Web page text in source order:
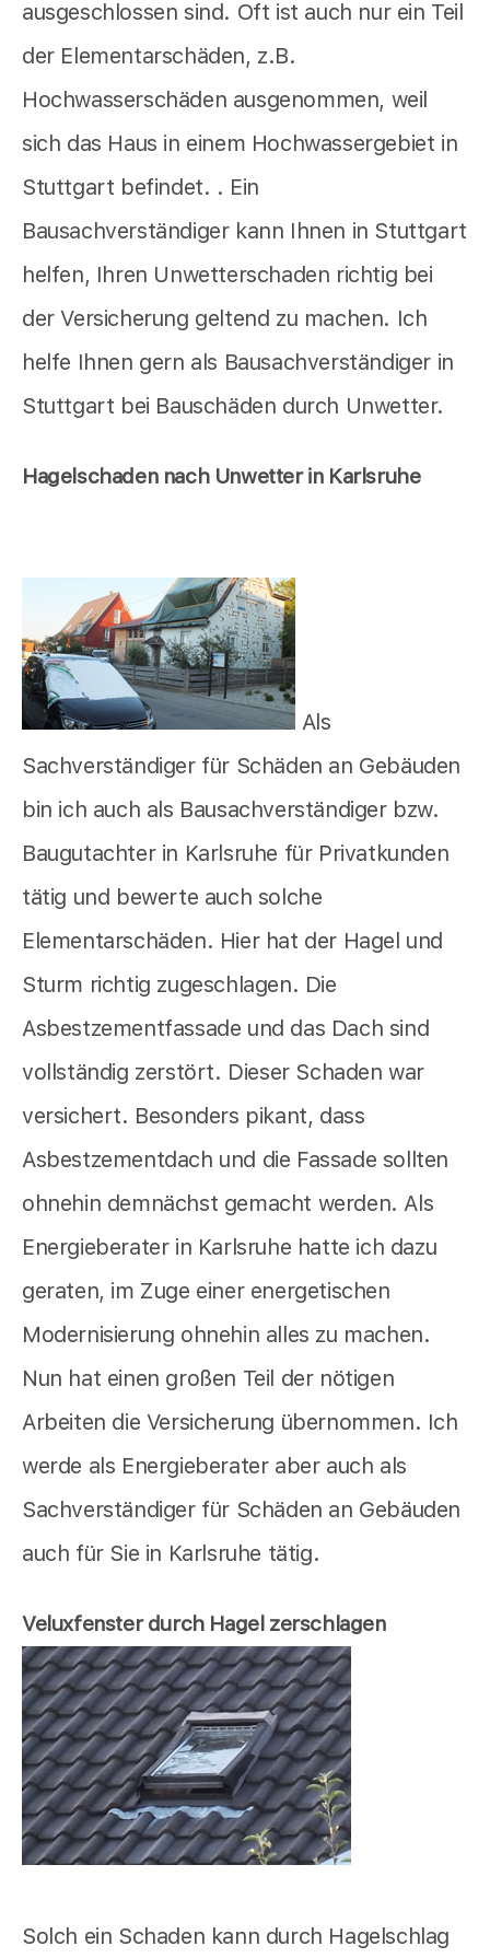
ausgeschlossen sind. Oft ist auch nur ein Teil
der Elementarschäden, z.B.
Hochwasserschäden ausgenommen, weil
sich das Haus in einem Hochwassergebiet in
Stuttgart befindet. . Ein
Bausachverständiger kann Ihnen in Stuttgart
helfen, Ihren Unwetterschaden richtig bei
der Versicherung geltend zu machen. Ich
helfe Ihnen gern als Bausachverständiger in
Stuttgart bei Bauschäden durch Unwetter.
Hagelschaden nach Unwetter in Karlsruhe
Als
Sachverständiger für Schäden an Gebäuden
bin ich auch als Bausachverständiger bzw.
Baugutachter in Karlsruhe für Privatkunden
tätig und bewerte auch solche
Elementarschäden. Hier hat der Hagel und
Sturm richtig zugeschlagen. Die
Asbestzementfassade und das Dach sind
vollständig zerstört. Dieser Schaden war
versichert. Besonders pikant, dass
Asbestzementdach und die Fassade sollten
ohnehin demnächst gemacht werden. Als
Energieberater in Karlsruhe hatte ich dazu
geraten, im Zuge einer energetischen
Modernisierung ohnehin alles zu machen.
Nun hat einen großen Teil der nötigen
Arbeiten die Versicherung übernommen. Ich
werde als Energieberater aber auch als
Sachverständiger für Schäden an Gebäuden
auch für Sie in Karlsruhe tätig.
Veluxfenster durch Hagel zerschlagen
Solch ein Schaden kann durch Hagelschlag